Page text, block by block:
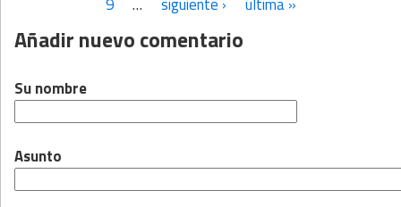
9
… siguiente › última »
Añadir nuevo comentario
Su nombre
Asunto